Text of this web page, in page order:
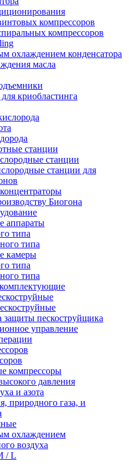
компрессоров
компрессоров
охлаждением конденсатора
масла
криобластинга
станции
станции
станции для
Биогона
аппараты
типа
типа
камеры
типа
типа
защиты пескоструйщика
управление
компрессоры
давления
и азота
природного газа, и
охлаждением
воздуха
/ L